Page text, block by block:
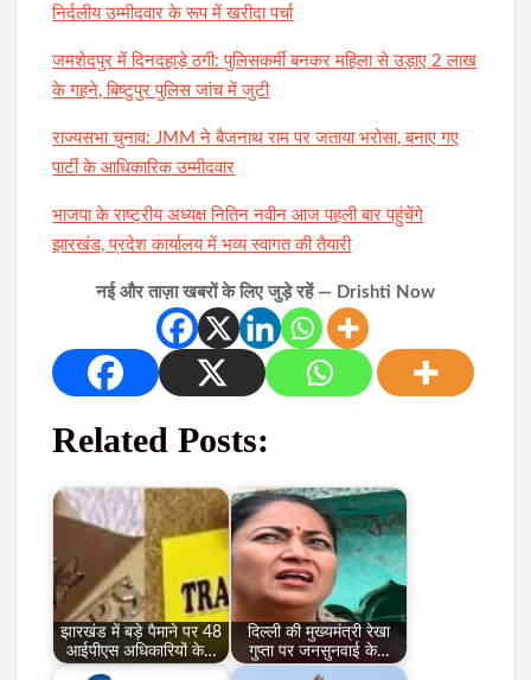
निर्दलीय उम्मीदवार के रूप में खरीदा पर्चा
जमशेदपुर में दिनदहाड़े ठगी: पुलिसकर्मी बनकर महिला से उड़ाए 2 लाख
के गहने, बिष्टुपुर पुलिस जांच में जुटी
राज्यसभा चुनाव: JMM ने बैजनाथ राम पर जताया भरोसा, बनाए गए
पार्टी के आधिकारिक उम्मीदवार
भाजपा के राष्ट्रीय अध्यक्ष नितिन नवीन आज पहली बार पहुंचेंगे
झारखंड, प्रदेश कार्यालय में भव्य स्वागत की तैयारी
नई और ताज़ा खबरों के लिए जुड़े रहें — Drishti Now
Related Posts:
झारखंड में बड़े पैमाने पर 48
आईपीएस अधिकारियों के…
दिल्ली की मुख्यमंत्री रेखा
गुप्ता पर जनसुनवाई के…